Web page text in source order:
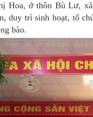
Hoa, ở thôn Bù Lư,
duy trì sinh hoạt, tổ
bào.